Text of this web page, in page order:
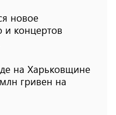
новое
и концертов
на Харьковщине
​​гривен на